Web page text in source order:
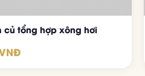
củ tổng hợp xông hơi